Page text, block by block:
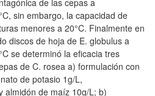
sin embargo, la capacidad de
menores a 20°C. Finalmente en
discos de hoja de E. globulus a
se determinó la eficacia tres
de C. rosea a) formulación con
de potasio 1g/L,
almidón de maíz 10g/L; b)